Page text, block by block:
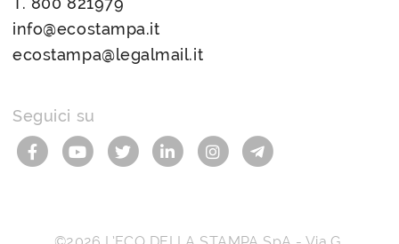
info@ecostampa.it
ecostampa@legalmail.it
Seguici su